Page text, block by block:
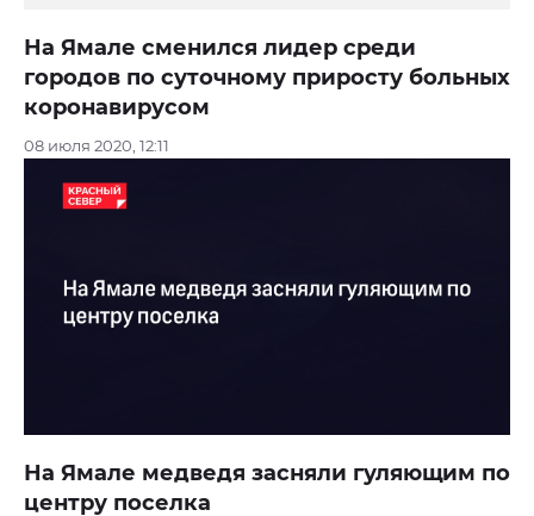
На Ямале сменился лидер среди
городов по суточному приросту больных
коронавирусом
08 июля 2020, 12:11
На Ямале медведя засняли гуляющим по
центру поселка